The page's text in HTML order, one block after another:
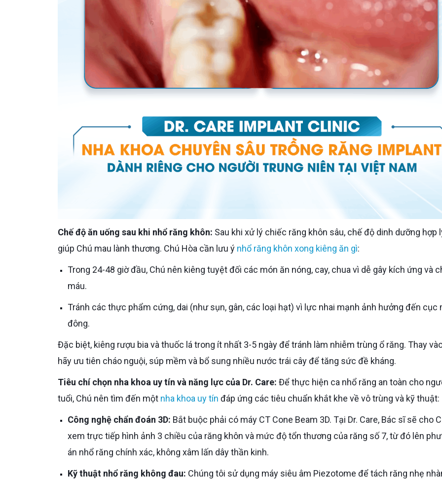
Chế độ ăn uống sau khi nhổ răng khôn: Sau khi xử lý chiếc răng khôn sâu, chế độ dinh dưỡng hợp
giúp Chú mau lành thương. Chú Hòa cần lưu ý nhổ răng khôn xong kiêng ăn gì:
Trong 24-48 giờ đầu, Chú nên kiêng tuyệt đối các món ăn nóng, cay, chua vì dễ gây kích ứng và chảy
máu.
Tránh các thực phẩm cứng, dai (như sụn, gân, các loại hạt) vì lực nhai mạnh ảnh hưởng đến cục máu
đông.
Đặc biệt, kiêng rượu bia và thuốc lá trong ít nhất 3-5 ngày để tránh làm nhiễm trùng ổ răng. Thay vào đó,
hãy ưu tiên cháo nguội, súp mềm và bổ sung nhiều nước trái cây để tăng sức đề kháng.
Tiêu chí chọn nha khoa uy tín và năng lực của Dr. Care: Để thực hiện ca nhổ răng an toàn cho
tuổi, Chú nên tìm đến một nha khoa uy tín đáp ứng các tiêu chuẩn khắt khe về vô trùng và kỹ thuật:
Công nghệ chẩn đoán 3D: Bắt buộc phải có máy CT Cone Beam 3D. Tại Dr. Care, Bác sĩ sẽ cho
xem trực tiếp hình ảnh 3 chiều của răng khôn và mức độ tổn thương của răng số 7, từ đó lên
án nhổ răng chính xác, không xâm lấn dây thần kinh.
Kỹ thuật nhổ răng không đau: Chúng tôi sử dụng máy siêu âm Piezotome để tách răng nhẹ